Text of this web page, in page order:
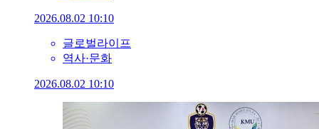
2026.08.02 10:10
글로벌라이프
역사·문화
2026.08.02 10:10